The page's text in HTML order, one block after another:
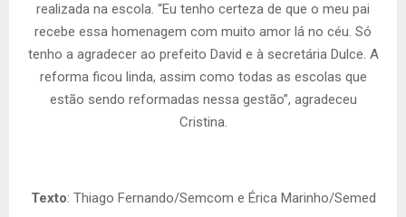
realizada na escola. “Eu tenho certeza de que o meu pai
recebe essa homenagem com muito amor lá no céu. Só
tenho a agradecer ao prefeito David e à secretária Dulce. A
reforma ficou linda, assim como todas as escolas que
estão sendo reformadas nessa gestão”, agradeceu
Cristina.
Texto: Thiago Fernando/Semcom e Érica Marinho/Semed